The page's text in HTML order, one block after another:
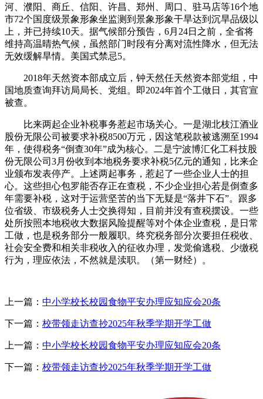
河、濮阳、商丘、信阳、许昌、郑州、周口、驻马店等16个地
市72个国度级景象形象坐监测到景象形象干旱达到沉旱品级以
上，并已持续10天。据气候部分预告，6月24日之前，全省将
维持高温晴热气候，虽然部门时段有分离对流性降水，但无法
无效缓解旱情。美国式禁忌5。
2018年天然资本部成立后，钟天然任天然资本部党组，中
国地质查询拜访局局长、党组。即2024年首个工做日，其官宣
被查。
比来两起企业补税事务惹起市场关心。一是湖北枝江酒业
股份无限公司被要求补税8500万元，因这笔税款被逃溯至1994
年，使得税务“倒查30年”成为核心。二是宁波博汇化工科技股
份无限公司3月份收到本地税务要求补税5亿元的通知，比来企
业颁布发表停产。上述两起事务，惹起了一些企业人士的担
心。这些担心包罗能否存正在查税，不少企业担心若是倒查多
年需要补税，这对于运营坚苦的当下无疑是“落井下石”。跟多
位省级、市级税务人士交换得知，目前并没有查税摆设。一些
处所按照本地税收大数据风险提醒等对个体企业查税，是日常
工做，也是税务部分一般履职。终究税务部分次要担任税收、
社会安全费和相关非税收入的征收办理，发觉偷逃税、少缴税
行为，理应依法，不然就是渎职。（第一财经）。
上一篇： 中小学校长校园食物平安办理应知应会20条
下一篇： 校带领走访查抄2025年秋季学期开学工做
上一篇： 中小学校长校园食物平安办理应知应会20条
下一篇： 校带领走访查抄2025年秋季学期开学工做